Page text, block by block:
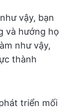
vậy, bạn
và hướng họ
như vậy,
thành
triển mối